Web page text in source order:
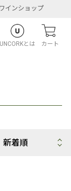
インショップ
UNCORKとは カート